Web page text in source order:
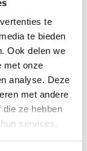
te
te bieden
Ook delen we
met onze
analyse. Deze
met andere
ze hebben
services.
paspoort
geldig
waarmee u